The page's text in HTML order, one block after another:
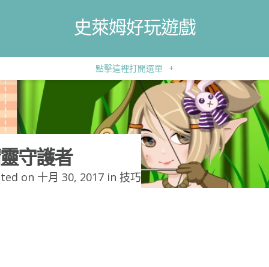
史萊姆好玩遊戲
點擊這裡打開選單 +
守護者
on 十月 30, 2017 in 技巧